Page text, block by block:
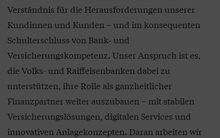
Verständnis für die Herausforderungen unserer
Kundinnen und Kunden – und im konsequenten
Schulterschluss von Bank‑ und
Versicherungskompetenz. Unser Anspruch ist es,
die Volks- und Raiffeisenbanken dabei zu
unterstützen, ihre Rolle als ganzheitlicher
Finanzpartner weiter auszubauen – mit stabilen
Versicherungslösungen, digitalen Services und
innovativen Anlagekonzepten. Daran arbeiten wir